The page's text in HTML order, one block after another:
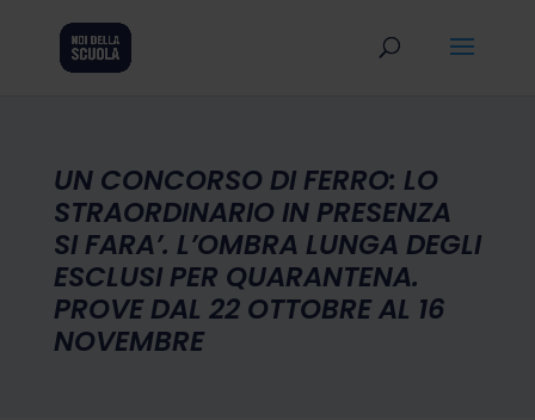
UN CONCORSO DI FERRO: LO
STRAORDINARIO IN PRESENZA
SI FARA’. L’OMBRA LUNGA DEGLI
ESCLUSI PER QUARANTENA.
PROVE DAL 22 OTTOBRE AL 16
NOVEMBRE